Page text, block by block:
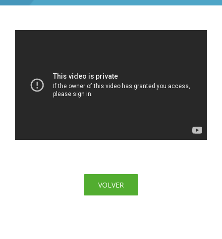
VOLVER